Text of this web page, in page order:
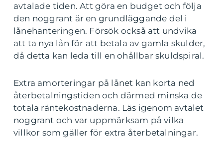
avtalade tiden. Att göra en budget och följa
den noggrant är en grundläggande del i
lånehanteringen. Försök också att undvika
att ta nya lån för att betala av gamla skulder,
då detta kan leda till en ohållbar skuldspiral.
Extra amorteringar på lånet kan korta ned
återbetalningstiden och därmed minska de
totala räntekostnaderna. Läs igenom avtalet
noggrant och var uppmärksam på vilka
villkor som gäller för extra återbetalningar.